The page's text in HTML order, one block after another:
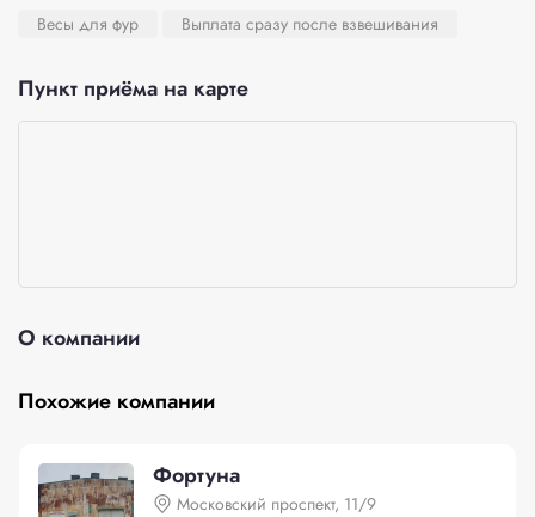
Весы для фур Выплата сразу после взвешивания
Пункт приёма на карте
О компании
Похожие компании
Фортуна
Московский проспект, 11/9